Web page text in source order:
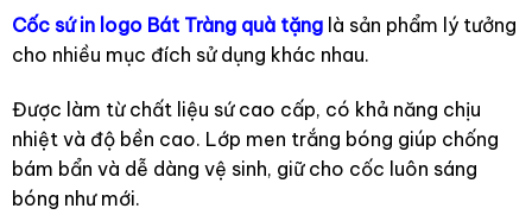
Cốc sứ in logo Bát Tràng quà tặng là sản phẩm lý tưởng
cho nhiều mục đích sử dụng khác nhau.
Được làm từ chất liệu sứ cao cấp, có khả năng chịu
nhiệt và độ bền cao. Lớp men trắng bóng giúp chống
bám bẩn và dễ dàng vệ sinh, giữ cho cốc luôn sáng
bóng như mới.